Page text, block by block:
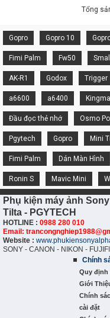
Tổng
Gopro Gopro 10
Fimi Palm Fw50
AK-R1 Godox Trigger
a6600 a6400 Kingma
Đầu đọc thẻ nhớ Osmo
Pgytech Gopro Mini
Fimi Palm Dán Màn Hình
Ronin S Mavic Mini
Phụ kiện máy ảnh
Tilta - PGYTECH
HOTLINE : 0988 280 010
Email:
Website :
SONY - CANON - NIKON -
Chính
Quy định
Giới
Chính
cài đặt